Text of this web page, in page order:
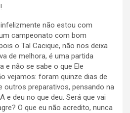
não estou com
campeonato com bom
o Tal Cacique, não nos deixa
de melhora, é uma partida
e não se sabe o que Ele
vejamos: foram quinze dias de
outros preparativos, pensando na
e deu no que deu. Será que vai
O que eu não acredito, nunca